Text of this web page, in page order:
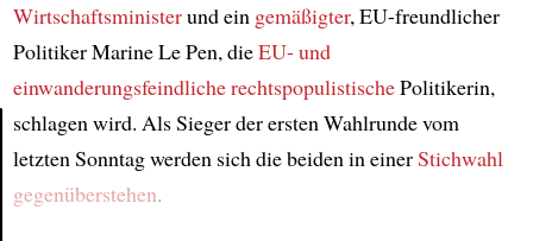
Wirtschaftsministerund ein gemäßigter, EU-freundlicher
Politiker Marine Le Pen, dieEU- und
einwanderungsfeindlicherechtspopulistischePolitikerin,
schlagen wird. Als Sieger der ersten Wahlrunde vom
letzten Sonntag werden sich die beiden in einerStichwahl
gegenüberstehen.